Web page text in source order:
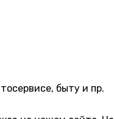
быту и пр.